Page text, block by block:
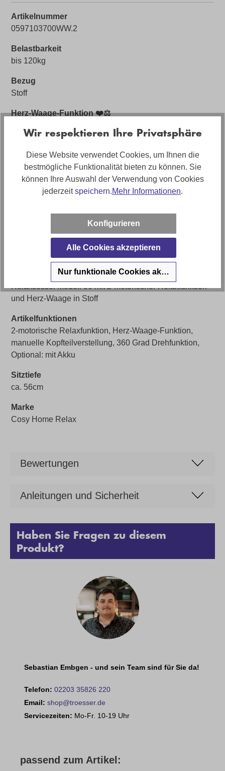
Artikelnummer
0597103700WW.2
Belastbarkeit
bis 120kg
Bezug
Stoff
Herz-Waage-Funktion ❤️⚖️
Ja (solange Vorrat reicht)
Bezugsmaterial
Stoff Mystery
Breite: ca. 84cm, Tiefe: ca. 84cm, Höhe: ca. 106cm
Artikel Bezeichnung
Relaxsessel Modell 90 mit 2-motorischer Relaxfunktion
und Herz-Waage in Stoff
Artikelfunktionen
2-motorische Relaxfunktion, Herz-Waage-Funktion,
manuelle Kopfteilverstellung, 360 Grad Drehfunktion,
Optional: mit Akku
Sitztiefe
ca. 56cm
Marke
Cosy Home Relax
Bewertungen
Anleitungen und Sicherheit
Haben Sie Fragen zu diesem
Produkt?
Sebastian Embgen - und sein Team sind für Sie da!
Telefon: 02203 35826 220
Email: shop@troesser.de
Servicezeiten: Mo-Fr. 10-19 Uhr
passend zum Artikel:
Wir respektieren Ihre Privatsphäre
Diese Website verwendet Cookies, um Ihnen die
bestmögliche Funktionalität bieten zu können. Sie
können Ihre Auswahl der Verwendung von Cookies
jederzeitspeichern.Mehr Informationen.
Konfigurieren
Alle Cookies akzeptieren
Nur funktionale Cookies akzeptieren